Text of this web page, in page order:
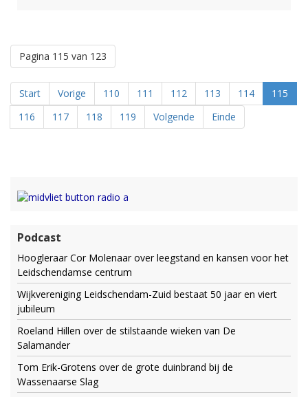
Pagina 115 van 123
Start Vorige 110 111 112 113 114
115
116
117 118 119 Volgende Einde
Podcast
Hoogleraar Cor Molenaar over leegstand en kansen voor het
Leidschendamse centrum
Wijkvereniging Leidschendam-Zuid bestaat 50 jaar en viert
jubileum
Roeland Hillen over de stilstaande wieken van De
Salamander
Tom Erik-Grotens over de grote duinbrand bij de
Wassenaarse Slag